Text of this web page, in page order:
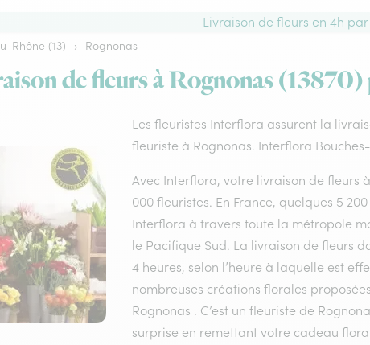
Livraison de fleurs en 4h
Rhône (13) › Rognonas
de fleurs à Rognonas
Les fleuristes Interflora assurent la
fleuriste à Rognonas. Interflora
Avec Interflora, votre livraison de fleurs
000 fleuristes. En France, quelques 5
Interflora à travers toute la métropole
le Pacifique Sud. La livraison de fleurs
4 heures, selon l’heure à laquelle est
nombreuses créations florales
Rognonas . C’est un fleuriste de
surprise en remettant votre cadeau